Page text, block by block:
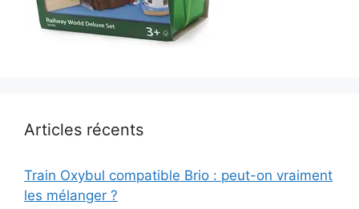
Articles récents
Train Oxybul compatible Brio : peut-on vraiment
les mélanger ?